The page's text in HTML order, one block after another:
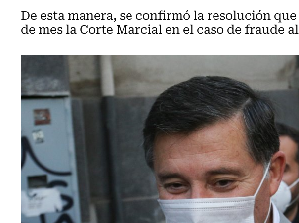
De esta manera, se confirmó la resolución
de mes la Corte Marcial en el caso de fraude